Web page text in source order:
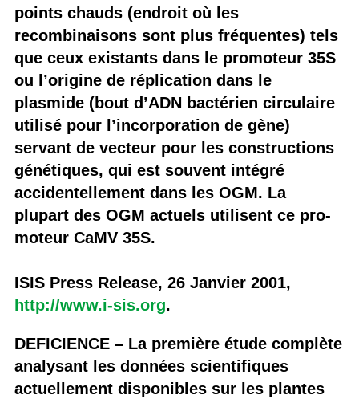
points chauds (endroit où les
recombinaisons sont plus fréquentes) tels
que ceux existants dans le promoteur 35S
ou l’origine de réplication dans le
plasmide (bout d’ADN bactérien circulaire
utilisé pour l’incorporation de gène)
servant de vecteur pour les constructions
génétiques, qui est souvent intégré
accidentellement dans les OGM. La
plupart des OGM actuels utilisent ce pro-
moteur CaMV 35S.
ISIS Press Release, 26 Janvier 2001,
http://www.i-sis.org.
DEFICIENCE – La première étude complète
analysant les données scientifiques
actuellement disponibles sur les plantes